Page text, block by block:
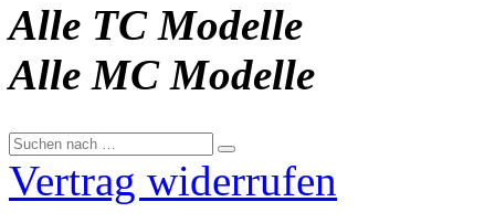
Alle TC Modelle
Alle MC Modelle
Vertrag widerrufen